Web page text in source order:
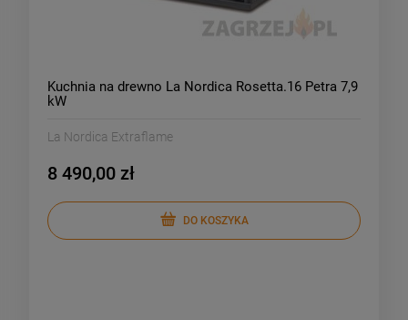
Kuchnia na drewno La Nordica Rosetta.16 Petra 7,9
kW
La Nordica Extraflame
8 490,00 zł
DO KOSZYKA